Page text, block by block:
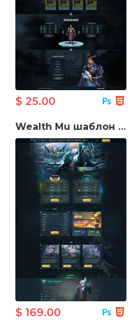
$ 25.00
Wealth Mu шаблон онлайн-ігри
$ 169.00